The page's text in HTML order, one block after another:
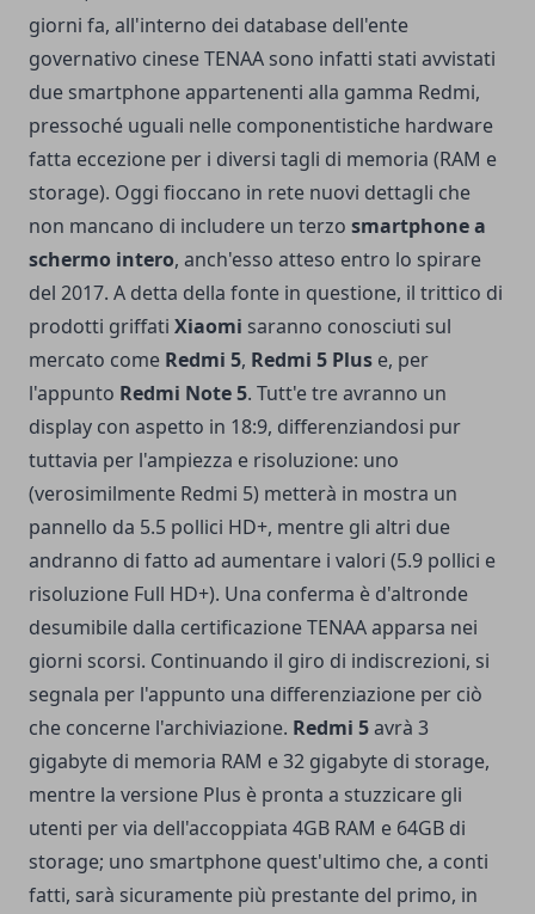
giorni fa, all'interno dei database dell'ente
governativo cinese TENAA sono infatti stati avvistati
due smartphone appartenenti alla gamma Redmi,
pressoché uguali nelle componentistiche hardware
fatta eccezione per i diversi tagli di memoria (RAM e
storage). Oggi fioccano in rete nuovi dettagli che
non mancano di includere un terzo smartphone a
schermo intero, anch'esso atteso entro lo spirare
del 2017. A detta della fonte in questione, il trittico di
prodotti griffati Xiaomi saranno conosciuti sul
mercato come Redmi 5, Redmi 5 Plus e, per
l'appunto Redmi Note 5. Tutt'e tre avranno un
display con aspetto in 18:9, differenziandosi pur
tuttavia per l'ampiezza e risoluzione: uno
(verosimilmente Redmi 5) metterà in mostra un
pannello da 5.5 pollici HD+, mentre gli altri due
andranno di fatto ad aumentare i valori (5.9 pollici e
risoluzione Full HD+). Una conferma è d'altronde
desumibile dalla certificazione TENAA apparsa nei
giorni scorsi. Continuando il giro di indiscrezioni, si
segnala per l'appunto una differenziazione per ciò
che concerne l'archiviazione. Redmi 5avrà 3
gigabyte di memoria RAM e 32 gigabyte di storage,
mentre la versione Plus è pronta a stuzzicare gli
utenti per via dell'accoppiata 4GB RAM e 64GB di
storage; uno smartphone quest'ultimo che, a conti
fatti, sarà sicuramente più prestante del primo, in